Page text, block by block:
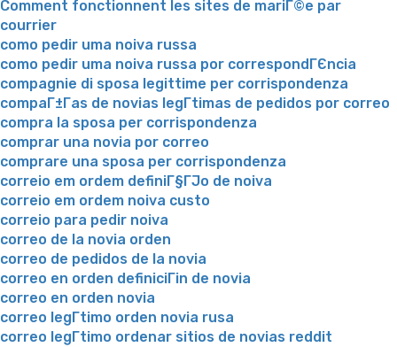
Comment fonctionnent les sites de mariГ©e par
courrier
como pedir uma noiva russa
como pedir uma noiva russa por correspondГЄncia
compagnie di sposa legittime per corrispondenza
compaГ±Г­as de novias legГ­timas de pedidos por correo
compra la sposa per corrispondenza
comprar una novia por correo
comprare una sposa per corrispondenza
correio em ordem definiГ§ГЈo de noiva
correio em ordem noiva custo
correio para pedir noiva
correo de la novia orden
correo de pedidos de la novia
correo en orden definiciГіn de novia
correo en orden novia
correo legГ­timo orden novia rusa
correo legГ­timo ordenar sitios de novias reddit